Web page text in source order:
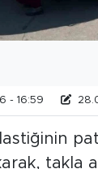
- 16:59
takla